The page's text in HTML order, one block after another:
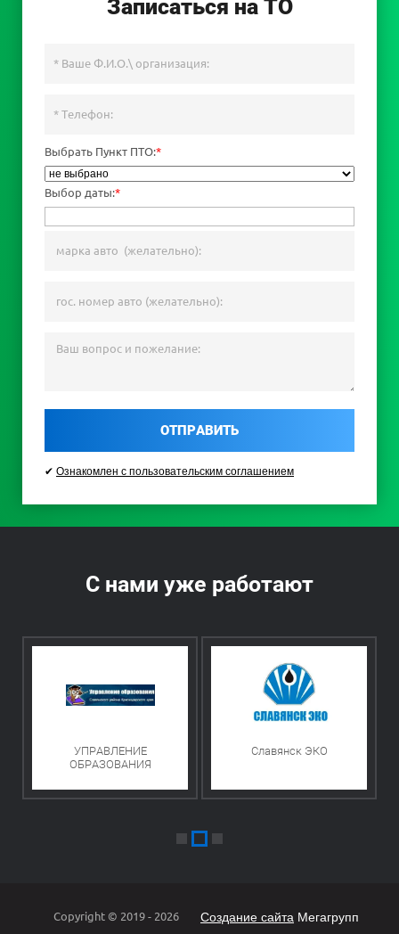
Записаться на ТО
Выбрать Пункт ПТО:*
Выбор даты:*
ОТПРАВИТЬ
✔ Ознакомлен с пользовательским соглашением
С нами уже работают
УПРАВЛЕНИЕ
ОБРАЗОВАНИЯ
Славянск ЭКО
Copyright © 2019 - 2026 Создание сайта Мегагрупп